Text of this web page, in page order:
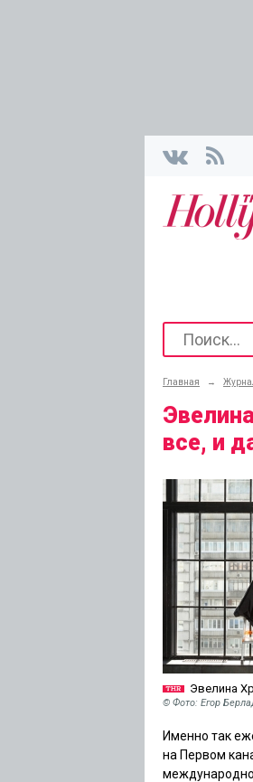
Главная →
все, и
Эвелина
© Фото: Егор
Именно так
на Первом